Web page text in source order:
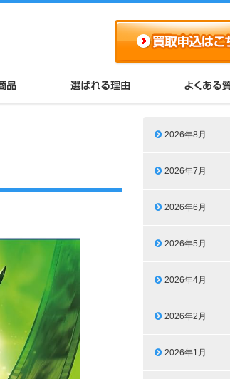
2026年8月
2026年7月
2026年6月
2026年5月
2026年4月
2026年2月
2026年1月